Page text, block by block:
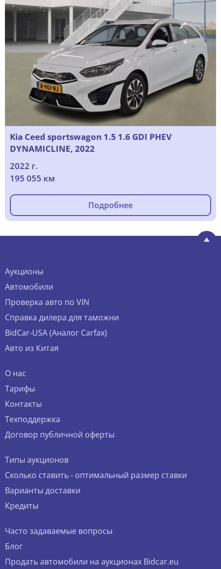
Kia Ceed sportswagon 1.5 1.6 GDI PHEV
DYNAMICLINE, 2022
2022 г.
195 055 км
Подробнее
Аукционы
Автомобили
Проверка авто по VIN
Справка дилера для таможни
BidCar-USA (Аналог Carfax)
Авто из Китая
О нас
Тарифы
Контакты
Техподдержка
Договор публичной оферты
Типы аукционов
Сколько ставить - оптимальный размер ставки
Варианты доставки
Кредиты
Часто задаваемые вопросы
Блог
Продать автомобили на аукционах Bidcar.eu